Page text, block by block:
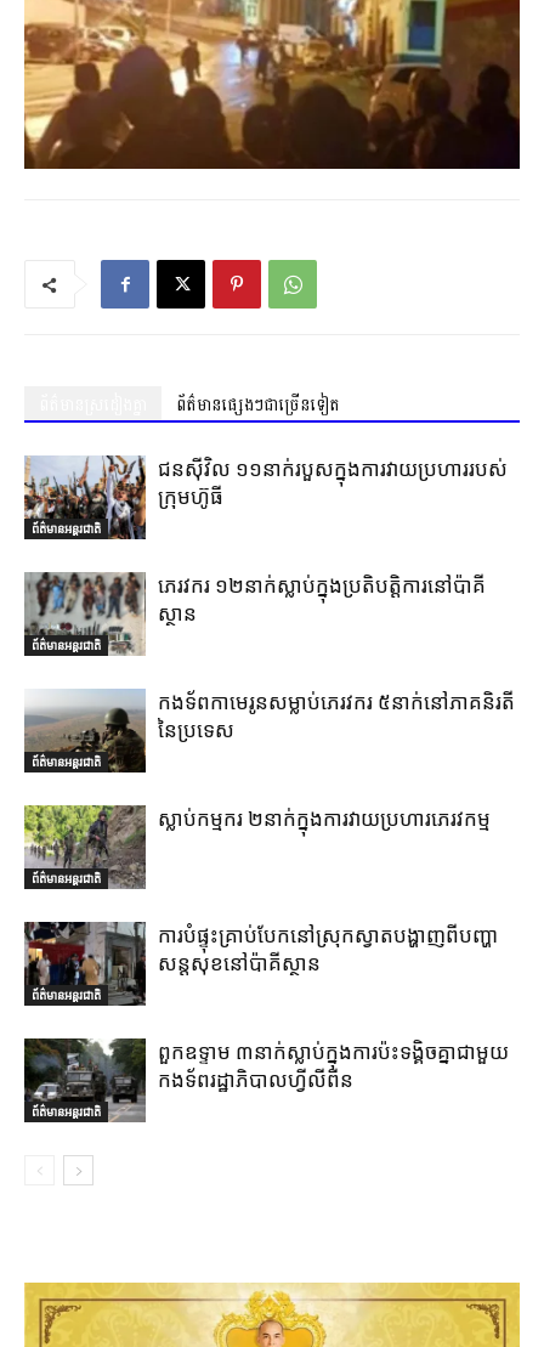
ព័ត៌មានផ្សេងៗជាច្រើនទៀត
ព័ត៌មានអន្តរជាតិ
ជនស៊ីវិល ១១នាក់របួសក្នុងការវាយប្រហាររបស់
ក្រុមហ៊ូធី
ព័ត៌មានអន្តរជាតិ
ភេរវករ ១២នាក់ស្លាប់ក្នុងប្រតិបត្តិការនៅប៉ាគី
ស្ថាន
ព័ត៌មានអន្តរជាតិ
កងទ័ពកាមេរូនសម្លាប់ភេរវករ ៥នាក់នៅភាគនិរតី
នៃប្រទេស
ព័ត៌មានអន្តរជាតិ
ស្លាប់កម្មករ ២នាក់ក្នុងការវាយប្រហារភេរវកម្ម
ព័ត៌មានអន្តរជាតិ
ការបំផ្ទុះគ្រាប់បែកនៅស្រុកស្វាតបង្ហាញពីបញ្ហា
សន្តសុខនៅប៉ាគីស្ថាន
ព័ត៌មានអន្តរជាតិ
ពួកឧទ្ទាម ៣នាក់ស្លាប់ក្នុងការប៉ះទង្គិចគ្នាជាមួយ
កងទ័ពរដ្ឋាភិបាលហ្វីលីពីន